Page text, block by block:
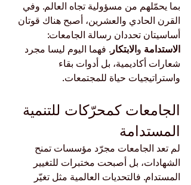
بما يحمّلهم من مسؤولية تجاه العالم. وفي
القرن الحادي والعشرين، أصبح هناك قوتان
أساسيتان تحددان رسالة الجامعات:
الاستدامة والابتكار . فهما اليوم ليسا مجرد
شعارات أكاديمية، بل أدوات بقاء
واستراتيجيات حياة للمجتمعات.
الجامعات كمحرّكات للتنمية
المستدامة
لم تعد الجامعات مجرّد مؤسسات تمنح
الشهادات، بل أصبحت مختبرات للتغيير
المستدام. فالتحديات العالمية مثل تغيّر